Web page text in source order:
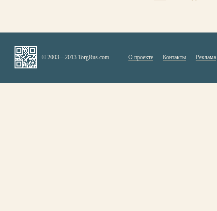
© 2003—2013 TorgRus.com О проекте Контакты Реклама